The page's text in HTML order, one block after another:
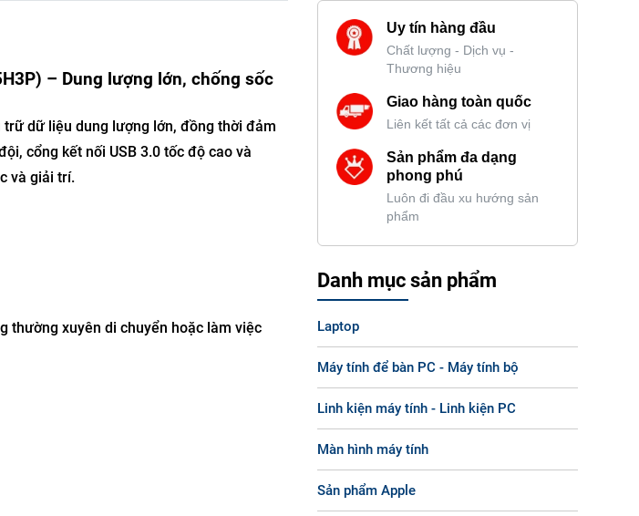
– Dung lượng lớn, chống sốc
dữ liệu dung lượng lớn, đồng thời đảm
cổng kết nối USB 3.0 tốc độ cao và
và giải trí.
thường xuyên di chuyển hoặc làm việc
Uy tín hàng đầu
Chất lượng - Dịch vụ -
Thương hiệu
Giao hàng toàn quốc
Liên kết tất cả các đơn vị
Sản phẩm đa dạng
phong phú
Luôn đi đầu xu hướng sản
phẩm
Danh mục sản phẩm
Laptop
Máy tính để bàn PC - Máy tính bộ
Linh kiện máy tính - Linh kiện PC
Màn hình máy tính
Sản phẩm Apple